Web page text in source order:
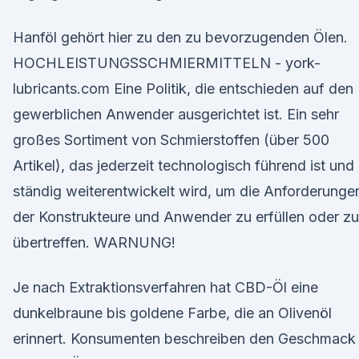
Hanföl gehört hier zu den zu bevorzugenden Ölen.
HOCHLEISTUNGSSCHMIERMITTELN - york-
lubricants.com Eine Politik, die entschieden auf den
gewerblichen Anwender ausgerichtet ist. Ein sehr
großes Sortiment von Schmierstoffen (über 500
Artikel), das jederzeit technologisch führend ist und
ständig weiterentwickelt wird, um die
der Konstrukteure und Anwender zu erfüllen oder zu
übertreffen. WARNUNG!
Je nach Extraktionsverfahren hat CBD-Öl eine
dunkelbraune bis goldene Farbe, die an Olivenöl
erinnert. Konsumenten beschreiben den Geschmack